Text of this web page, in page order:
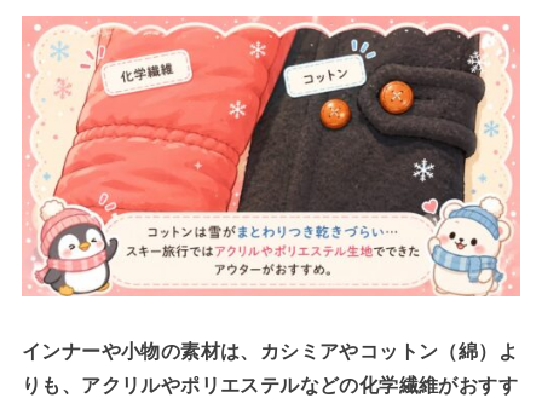
インナーや小物の素材は、カシミアやコットン（綿）よ
りも、アクリルやポリエステルなどの化学繊維がおすす